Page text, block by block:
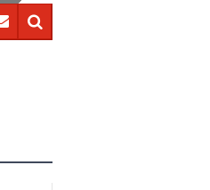
(Canlı takip)